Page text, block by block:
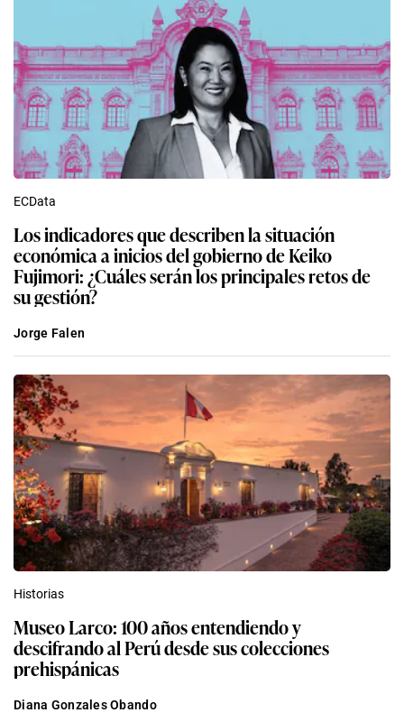
ECData
Los indicadores que describen la situación
económica a inicios del gobierno de Keiko
Fujimori: ¿Cuáles serán los principales retos de
su gestión?
Jorge Falen
Historias
Museo Larco: 100 años entendiendo y
descifrando al Perú desde sus colecciones
prehispánicas
Diana Gonzales Obando